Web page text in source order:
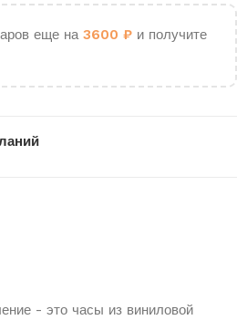
еще на 3600 ₽ и получите
- это часы из виниловой